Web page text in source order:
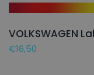
VOLKSWAGEN
€16,50